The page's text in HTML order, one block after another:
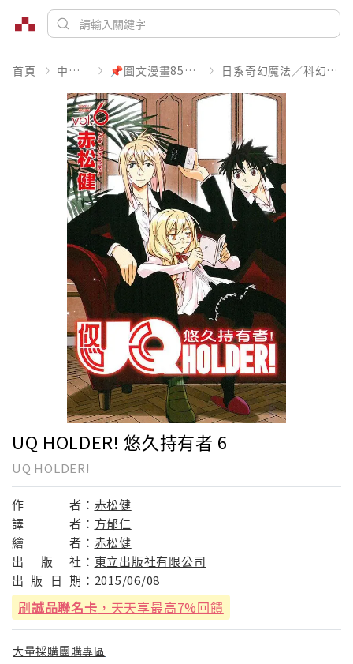
首頁 中文書 📌圖文漫畫85折起 日系奇幻魔法／科幻冒險
UQ HOLDER! 悠久持有者 6
UQ HOLDER!
作 者： 赤松健
譯
者： 方郁仁
繪
者： 赤松健
出
版 社： 東立出版社有限公司
出 版 日 期： 2015/06/08
刷誠品聯名卡 ，天天享最高7%回饋
大量採購團購專區